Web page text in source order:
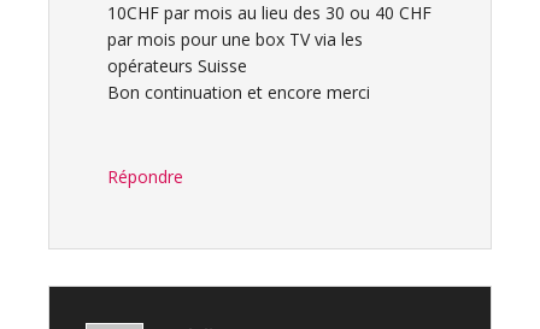
10CHF par mois au lieu des 30 ou 40 CHF
par mois pour une box TV via les
opérateurs Suisse
Bon continuation et encore merci
Répondre